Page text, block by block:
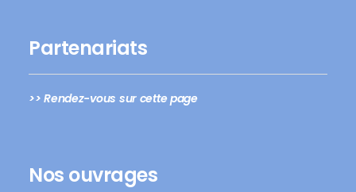
Partenariats
>> Rendez-vous sur cette page
Nos ouvrages